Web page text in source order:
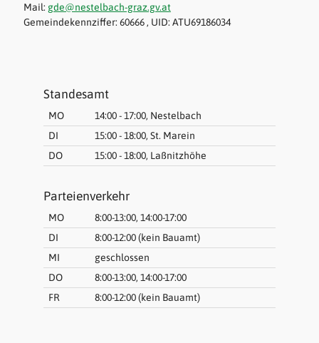
Mail: gde@nestelbach-graz.gv.at
Gemeindekennziffer: 60666 , UID: ATU69186034
Standesamt
MO
14:00 - 17:00, Nestelbach
DI
15:00 - 18:00, St. Marein
DO
15:00 - 18:00, Laßnitzhöhe
Parteienverkehr
MO
8:00-13:00, 14:00-17:00
DI
8:00-12:00 (kein Bauamt)
MI
geschlossen
DO
8:00-13:00, 14:00-17:00
FR
8:00-12:00 (kein Bauamt)